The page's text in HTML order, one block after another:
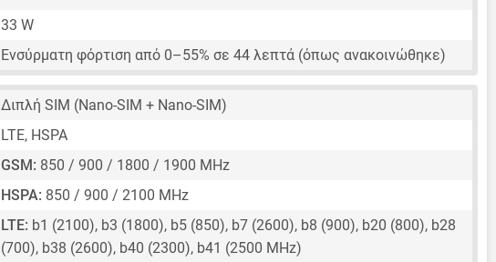
33 W
Ενσύρματη φόρτιση από 0–55% σε 44 λεπτά (όπως ανακοινώθηκε)
Διπλή SIM (Nano-SIM + Nano-SIM)
LTE, HSPA
GSM: 850 / 900 / 1800 / 1900 MHz
HSPA: 850 / 900 / 2100 MHz
LTE: b1 (2100), b3 (1800), b5 (850), b7 (2600), b8 (900), b20 (800), b28
(700), b38 (2600), b40 (2300), b41 (2500 MHz)